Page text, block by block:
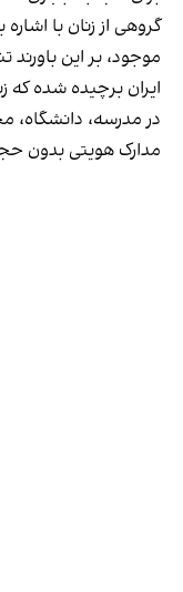
گروهی از زنان با
موجود، بر این
ایران برچیده شده که
در مدرسه، دانشگاه،
مدارک هویتی بدون